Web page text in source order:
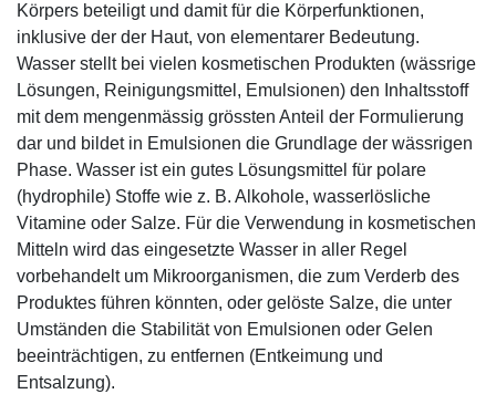
Körpers beteiligt und damit für die Körperfunktionen,
inklusive der der Haut, von elementarer Bedeutung.
Wasser stellt bei vielen kosmetischen Produkten (wässrige
Lösungen, Reinigungsmittel, Emulsionen) den Inhaltsstoff
mit dem mengenmässig grössten Anteil der Formulierung
dar und bildet in Emulsionen die Grundlage der wässrigen
Phase. Wasser ist ein gutes Lösungsmittel für polare
(hydrophile) Stoffe wie z. B. Alkohole, wasserlösliche
Vitamine oder Salze. Für die Verwendung in kosmetischen
Mitteln wird das eingesetzte Wasser in aller Regel
vorbehandelt um Mikroorganismen, die zum Verderb des
Produktes führen könnten, oder gelöste Salze, die unter
Umständen die Stabilität von Emulsionen oder Gelen
beeinträchtigen, zu entfernen (Entkeimung und
Entsalzung).